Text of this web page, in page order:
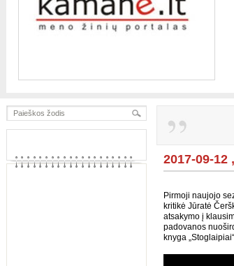
2017-09-12
Pirmoji naujojo
kritikė Jūratė
atsakymo į
padovanos
knyga